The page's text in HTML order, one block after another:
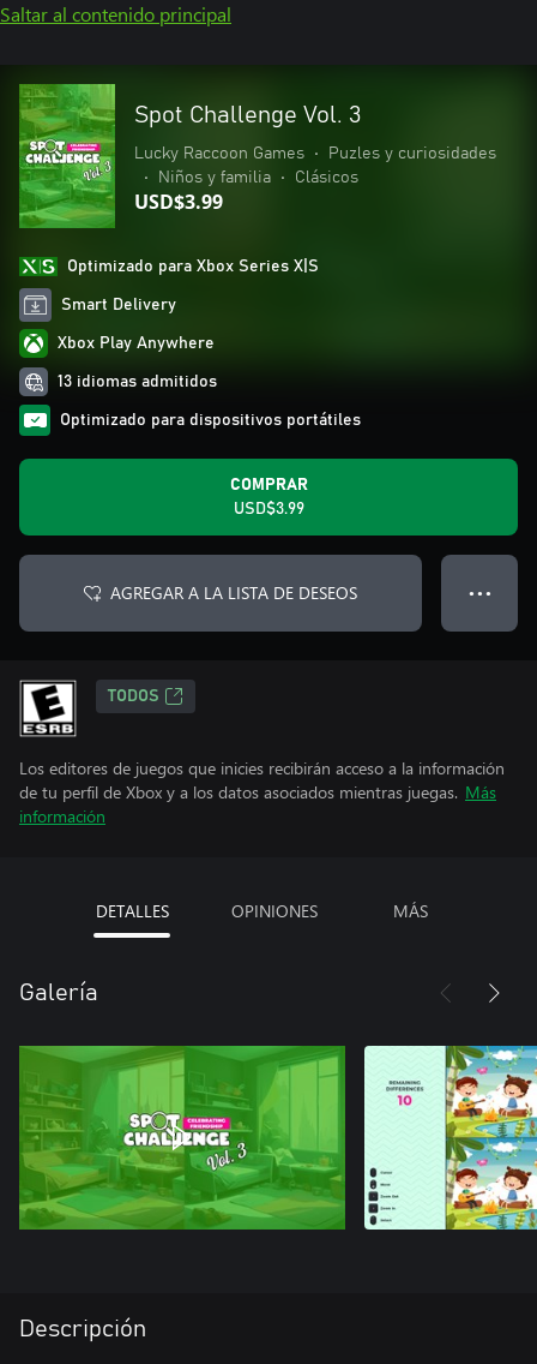
Saltar al contenido principal
Spot Challenge Vol. 3
Lucky Raccoon Games •
Puzles y curiosidades
•
Niños y familia • Clásicos
USD$3.99
Optimizado para Xbox Series X|S
Smart Delivery
Xbox Play Anywhere
13 idiomas admitidos
Optimizado para dispositivos portátiles
COMPRAR
USD$3.99
AGREGAR A LA LISTA DE DESEOS ● ● ●
TODOS
Los editores de juegos que inicies recibirán acceso a la información
de tu perfil de Xbox y a los datos asociados mientras juegas. Más
información
DETALLES OPINIONES MÁS
Galería
Descripción